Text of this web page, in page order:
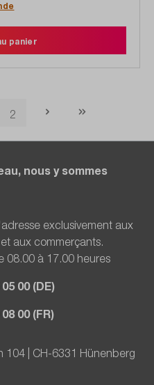
panier
Page
2
nous y sommes
exclusivement aux
aux commerçants.
08.00 à 17.00 heures
00 (DE)
00 (FR)
104 | CH-6331 Hünenberg